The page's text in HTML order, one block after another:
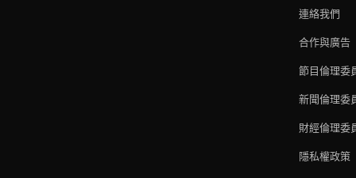
連絡我們
合作與廣告
節目倫理委
新聞倫理委
財經倫理委
隱私權政策